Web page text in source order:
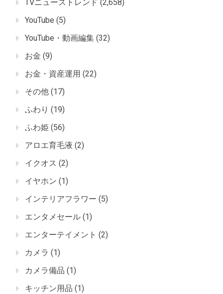
TVニューストレンド (2,658)
YouTube (5)
YouTube・動画編集 (32)
お金 (9)
お金・資産運用 (22)
その他 (17)
ふわり (19)
ふわ姫 (56)
アロエ育毛液 (2)
イクオス (2)
イヤホン (1)
インテリアフラワー (5)
エンタメセール (1)
エンターテイメント (2)
カメラ (1)
カメラ備品 (1)
キッチン用品 (1)